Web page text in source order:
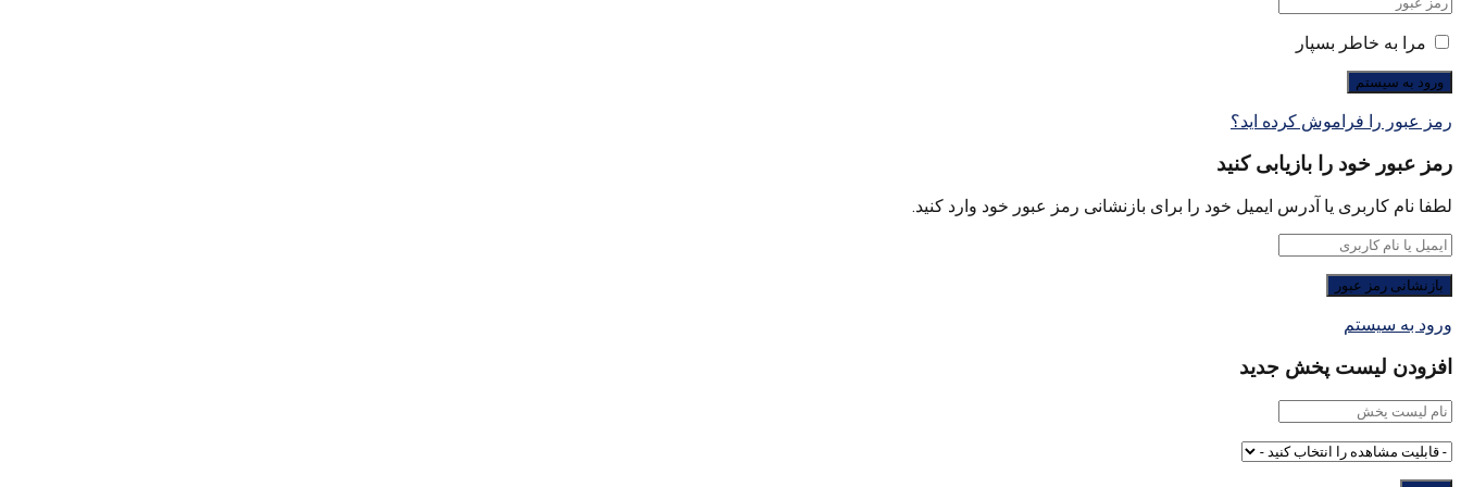
مرا به خاطر بسپار
رمز عبور را فراموش کرده اید؟
رمز عبور خود را بازیابی کنید
لطفا نام کاربری یا آدرس ایمیل خود را برای بازنشانی رمز عبور خود وارد کنید.
ورود به سیستم
افزودن لیست پخش جدید